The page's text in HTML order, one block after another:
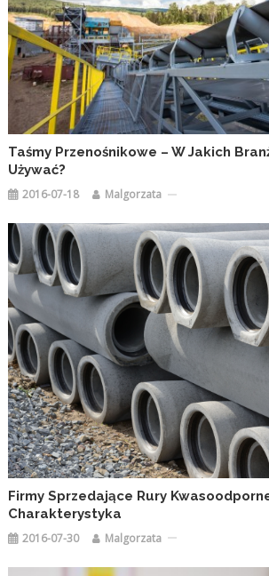
Taśmy Przenośnikowe – W Jakich
Używać?
2016-07-18 Malgorzata
Firmy Sprzedające Rury
Charakterystyka
2016-07-30 Malgorzata